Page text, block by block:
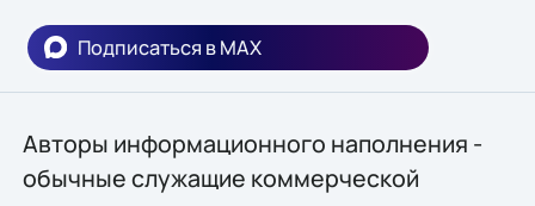
Подписаться в MAX
Авторы информационного наполнения -
обычные служащие коммерческой